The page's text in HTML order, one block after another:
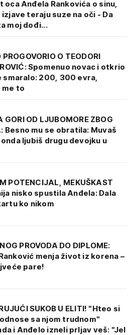
oca Anđela Rankovića o sinu,
teraju suze na oči - Da
moj dođi...
O TEODORI
Spomenuo novac i otkrio
smaralo: 200, 300 evra,
me to
GORI OD LJUBOMORE ZBOG
Besno mu se obratila: Muvaš
onda ljubiš drugu devojku u
POTENCIJAL, MEKUŠKAST
nisko spustila Anđela: Dala
ko nikom
PROVODA DO DIPLOME:
menja život iz korena –
pare!
SUKOB U ELITI! "Hteo si
sa njom trudnom"
i Anđelo izneli prljav veš: "Jel